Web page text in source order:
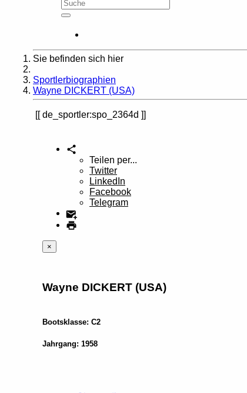
Sie befinden sich hier
Sportlerbiographien
Wayne DICKERT (USA)
de_sportler:spo_2364d
Teilen per...
Twitter
LinkedIn
Facebook
Telegram
×
Wayne DICKERT (USA)
Bootsklasse: C2
Jahrgang: 1958